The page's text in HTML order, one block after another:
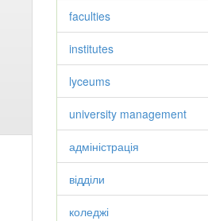
faculties
institutes
lyceums
university management
адміністрація
відділи
коледжі